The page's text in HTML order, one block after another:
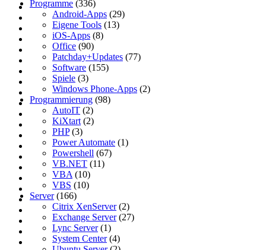
Programme (336)
Android-Apps (29)
Eigene Tools (13)
iOS-Apps (8)
Office (90)
Patchday+Updates (77)
Software (155)
Spiele (3)
Windows Phone-Apps (2)
Programmierung (98)
AutoIT (2)
KiXtart (2)
PHP(3)
Power Automate (1)
Powershell (67)
VB.NET (11)
VBA (10)
VBS (10)
Server(166)
Citrix XenServer(2)
Exchange Server(27)
Lync Server(1)
System Center(4)